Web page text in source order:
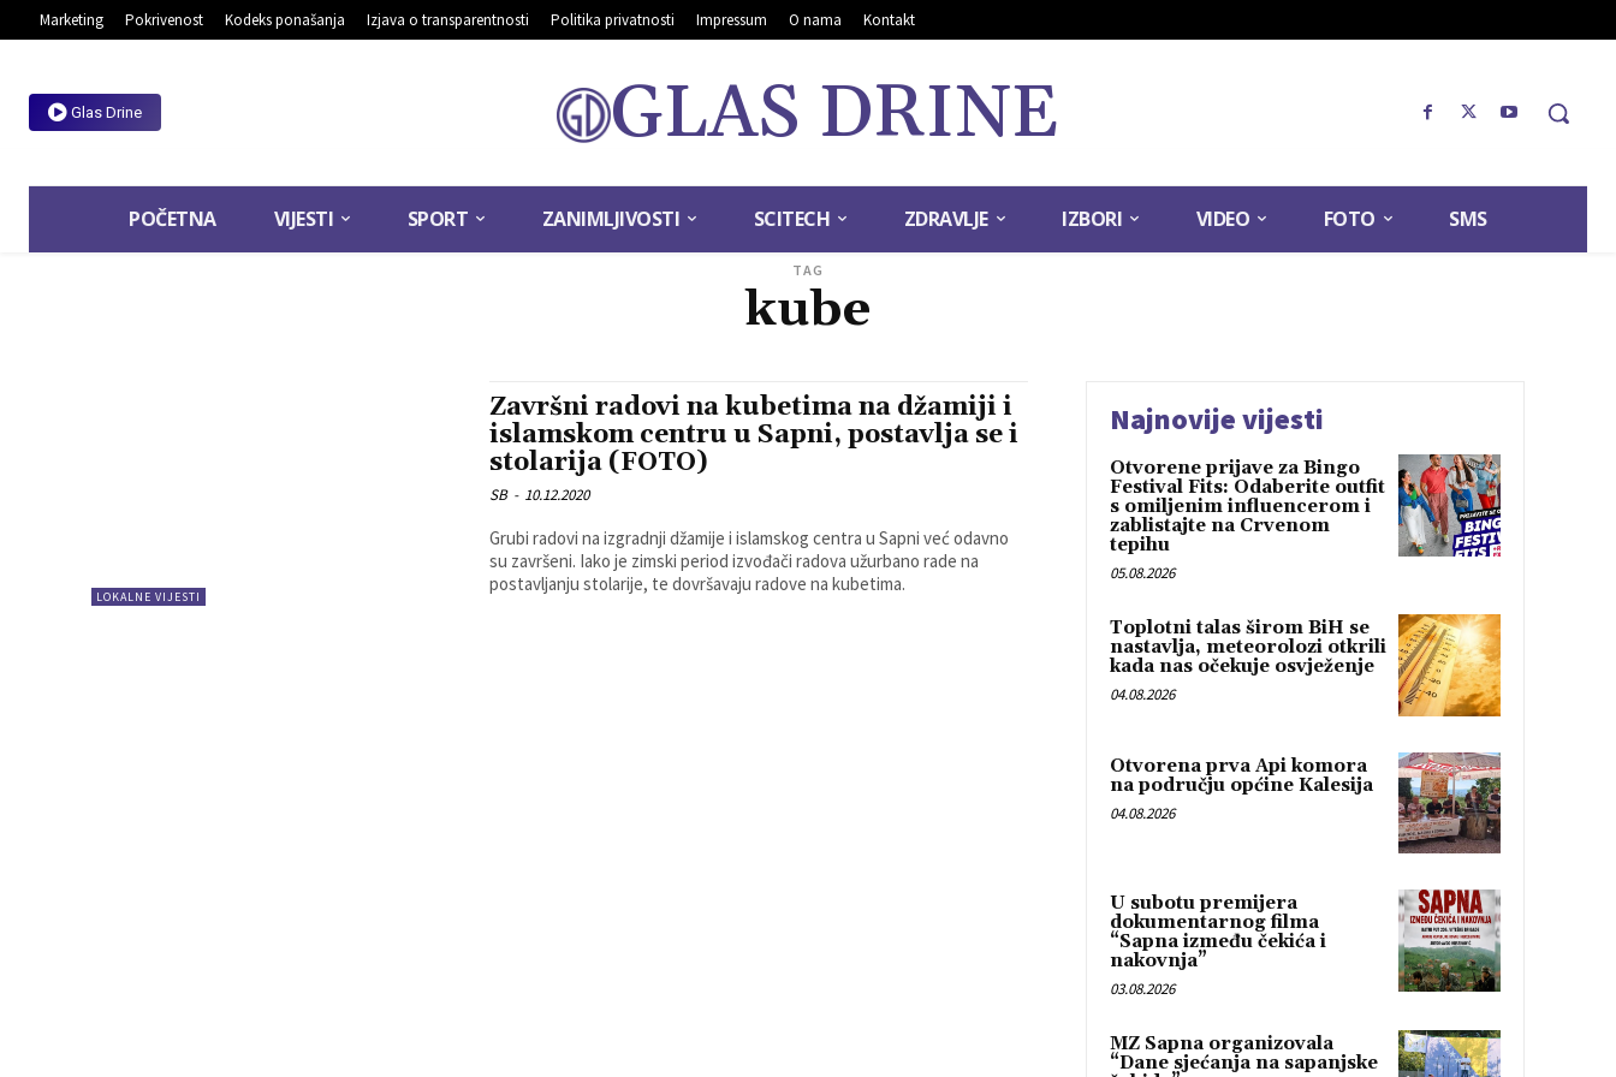
Marketing Pokrivenost Kodeks ponašanja Izjava o transparentnosti Politika privatnosti Impressum O nama Kontakt
Glas Drine GLAS DRINE
POČETNA VIJESTI SPORT ZANIMLJIVOSTI SCITECH ZDRAVLJE IZBORI VIDEO FOTO SMS
TAG
kube
LOKALNE VIJESTI
Završni radovi na kubetima na džamiji i
islamskom centru u Sapni, postavlja se i
stolarija (FOTO)
SB - 10.12.2020
Grubi radovi na izgradnji džamije i islamskog centra u Sapni već odavno
su završeni. Iako je zimski period izvođači radova užurbano rade na
postavljanju stolarije, te dovršavaju radove na kubetima.
Najnovije vijesti
Otvorene prijave za Bingo
Festival Fits: Odaberite outfit
s omiljenim influencerom i
zablistajte na Crvenom
tepihu
05.08.2026
Toplotni talas širom BiH se
nastavlja, meteorolozi otkrili
kada nas očekuje osvježenje
04.08.2026
Otvorena prva Api komora
na području općine Kalesija
04.08.2026
U subotu premijera
dokumentarnog filma
“Sapna između čekića i
nakovnja”
03.08.2026
MZ Sapna organizovala
“Dane sjećanja na sapanjske